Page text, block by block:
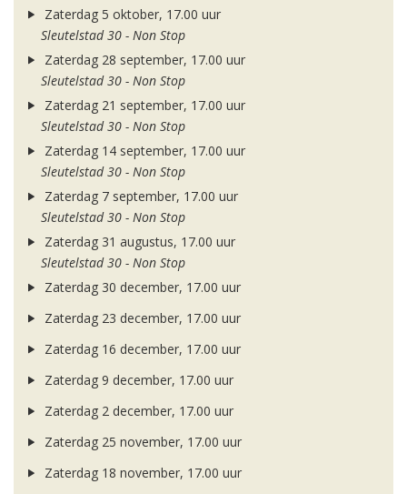
Zaterdag 5 oktober, 17.00 uur
Sleutelstad 30 - Non Stop
Zaterdag 28 september, 17.00 uur
Sleutelstad 30 - Non Stop
Zaterdag 21 september, 17.00 uur
Sleutelstad 30 - Non Stop
Zaterdag 14 september, 17.00 uur
Sleutelstad 30 - Non Stop
Zaterdag 7 september, 17.00 uur
Sleutelstad 30 - Non Stop
Zaterdag 31 augustus, 17.00 uur
Sleutelstad 30 - Non Stop
Zaterdag 30 december, 17.00 uur
Zaterdag 23 december, 17.00 uur
Zaterdag 16 december, 17.00 uur
Zaterdag 9 december, 17.00 uur
Zaterdag 2 december, 17.00 uur
Zaterdag 25 november, 17.00 uur
Zaterdag 18 november, 17.00 uur